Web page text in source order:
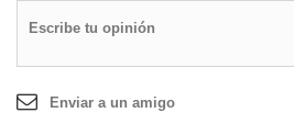
Escribe tu opinión
Enviar a un amigo